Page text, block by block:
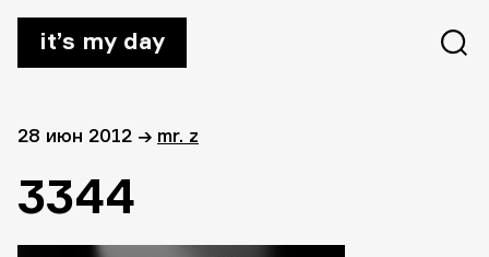
it’s my day
28 июн 2012 → mr. z
3344